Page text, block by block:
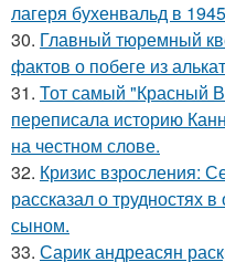
лагеря бухенвальд в
30. Главный тюремный
фактов о побеге из
31. Тот самый "Красный
переписала историю
на честном слове.
32. Кризис взросления:
рассказал о трудностях
сыном.
33. Сарик андреасян